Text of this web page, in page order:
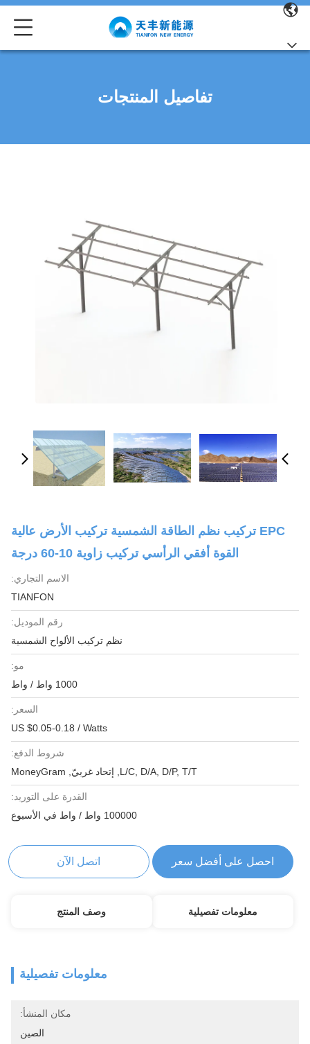
تفاصيل المنتجات
EPC تركيب نظم الطاقة الشمسية تركيب الأرض عالية
القوة أفقي الرأسي تركيب زاوية 10-60 درجة
الاسم التجاري:
TIANFON
رقم الموديل:
نظم تركيب الألواح الشمسية
مو:
1000 واط / واط
السعر:
US $0.05-0.18 / Watts
شروط الدفع:
L/C, D/A, D/P, T/T, إتحاد غربيّ, MoneyGram
القدرة على التوريد:
100000 واط / واط في الأسبوع
احصل على أفضل سعر اتصل الآن
معلومات تفصيلية وصف المنتج
معلومات تفصيلية
مكان المنشأ:
الصين